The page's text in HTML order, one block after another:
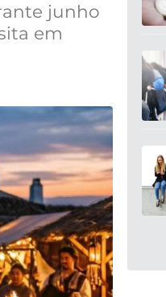
junho
em